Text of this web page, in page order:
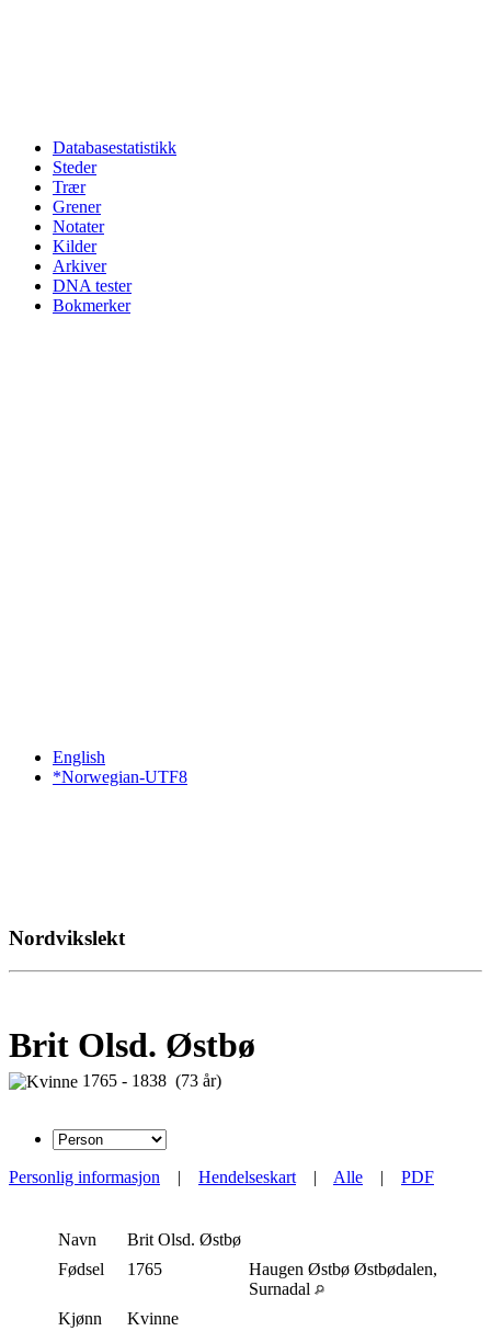
Databasestatistikk
Steder
Trær
Grener
Notater
Kilder
Arkiver
DNA tester
Bokmerker
English
*Norwegian-UTF8
Nordvikslekt
Brit Olsd. Østbø
1765 - 1838 (73 år)
Personlig informasjon | Hendelseskart | Alle | PDF
Navn Brit Olsd. Østbø
Fødsel
1765
Haugen Østbø Østbødalen,
Surnadal
Kjønn
Kvinne